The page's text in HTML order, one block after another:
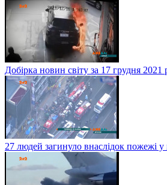
Добірка новин світу за 17 грудня 2021
27 людей загинуло внаслідок пожежі у